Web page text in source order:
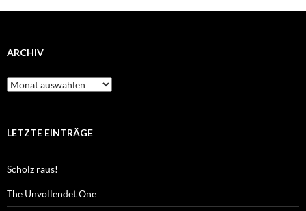
ARCHIV
Archiv
LETZTE EINTRÄGE
Scholz raus!
The Unvollendet One